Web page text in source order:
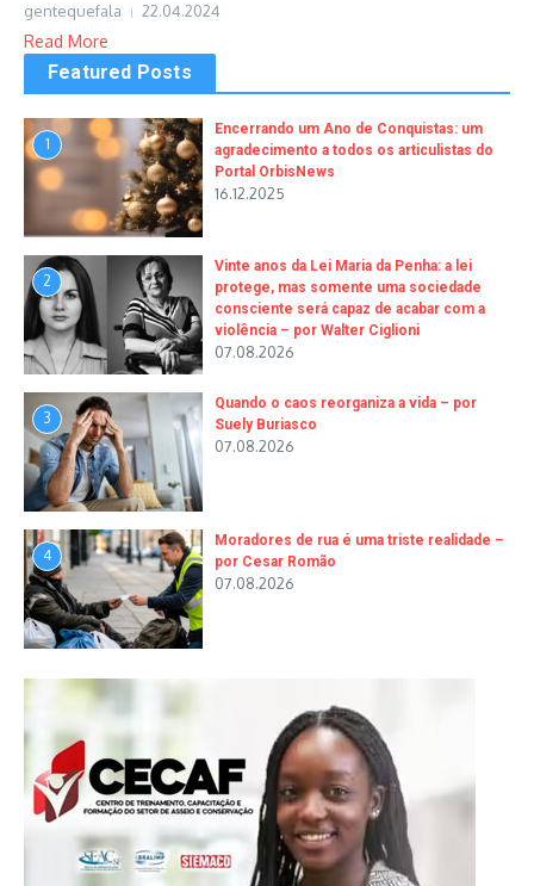
gentequefala 22.04.2024
Read More
Featured Posts
1
Encerrando um Ano de Conquistas: um
agradecimento a todos os articulistas do
Portal OrbisNews
16.12.2025
2
Vinte anos da Lei Maria da Penha: a lei
protege, mas somente uma sociedade
consciente será capaz de acabar com a
violência – por Walter Ciglioni
07.08.2026
3
Quando o caos reorganiza a vida – por
Suely Buriasco
07.08.2026
4
Moradores de rua é uma triste realidade –
por Cesar Romão
07.08.2026